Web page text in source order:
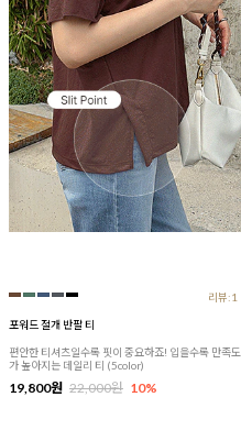
리뷰:1
포워드 절개 반팔 티
편안한 티셔츠일수록 핏이 중요하죠! 입을수록 만족도
가 높아지는 데일리 티 (5color)
19,800원 22,000원 10%